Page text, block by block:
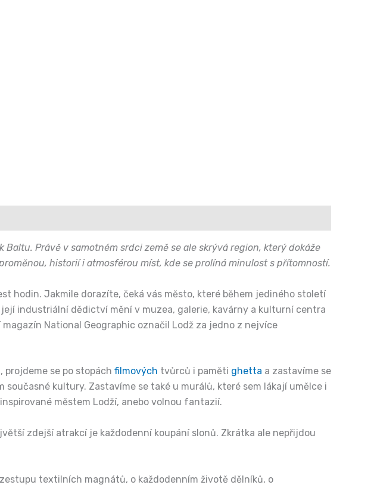
Právě v samotném srdci země se ale skrývá region, který dokáže
historií i atmosférou míst, kde se prolíná minulost s přítomností.
hodin. Jakmile dorazíte, čeká vás město, které během jediného století
industriální dědictví mění v muzea, galerie, kavárny a kulturní centra
National Geographic označil Lodž za jedno z nejvíce
, projdeme se po stopách filmových tvůrců i paměti ghetta a zastavíme se
kultury. Zastavíme se také u murálů, které sem lákají umělce i
městem Lodží, anebo volnou fantazií.
zdejší atrakcí je každodenní koupání slonů. Zkrátka ale nepřijdou
textilních magnátů, o každodenním životě dělníků, o